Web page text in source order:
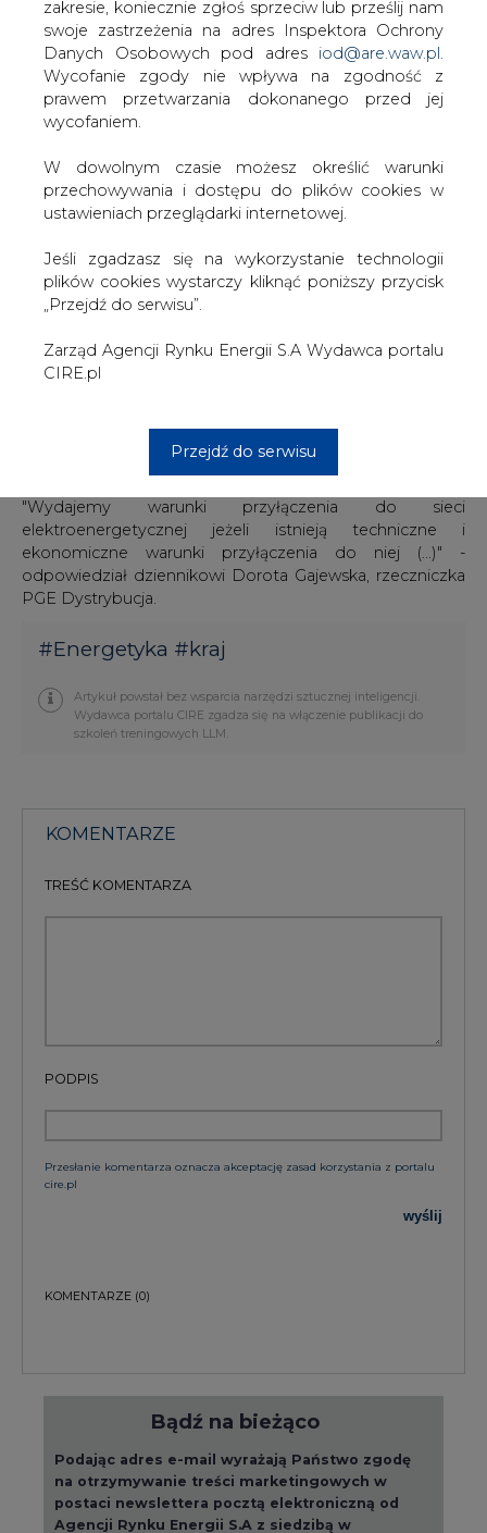
prawem przetwarzania dokonanego przed jej
wycofaniem.
W dowolnym czasie możesz określić warunki
przechowywania i dostępu do plików cookies w
ustawieniach przeglądarki internetowej.
Jeśli zgadzasz się na wykorzystanie technologii
plików cookies wystarczy kliknąć poniższy przycisk
„Przejdź do serwisu”.
Zarząd Agencji Rynku Energii S.A Wydawca portalu
CIRE.pl
Przejdź do serwisu
Problemy z przyłączeniem do sieci ma również spółka
Energia Dolina Zielawy, która zamierza w Wisznicach
budować farmę fotowoltaiczną o mocy 1,4 MW - napisał
Kurier Lubelski.
nam się je otrzymać. Ale muszę przyznać, że jeśli nadal
będzie tak, że PGE będzie się posługiwała tabelkami, z
których wynika, że na wielu obszarach nie ma mocy
odnawialnej - irytuje się wójt Wisznic Piotr Dragan w
rozmowie z gazetą.
podkreśla, że jej działania dyktują przepisy i możliwości
techniczne.
elektroenergetycznej jeżeli istnieją techniczne i
ekonomiczne warunki przyłączenia do niej (...)" -
PGE Dystrybucja.
# Energetyka # kraj
Artykuł powstał bez wsparcia narzędzi sztucznej inteligencji.
szkoleń treningowych LLM.
KOMENTARZE
Przesłanie komentarza oznacza akceptację zasad korzystania z portalu
Podając adres e-mail wyrażają Państwo zgodę
na otrzymywanie treści marketingowych w
postaci newslettera pocztą elektroniczną od
Agencji Rynku Energii S.A z siedzibą w
Warszawie.
ZAPISZ SIĘ DO NEWSLETTERA